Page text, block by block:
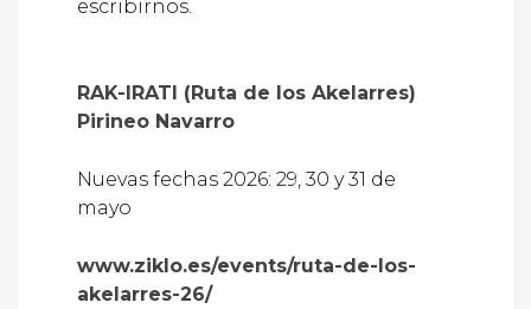
escribirnos.
RAK-IRATI (Ruta de los Akelarres)
Pirineo Navarro
Nuevas fechas 2026: 29, 30 y 31 de
mayo
www.ziklo.es/events/ruta-de-los-
akelarres-26/